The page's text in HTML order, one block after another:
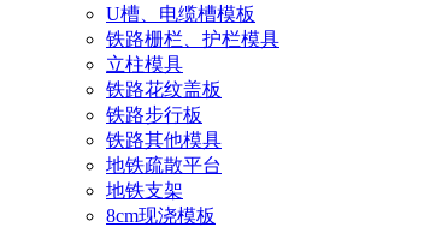
U槽、电缆槽模板
铁路栅栏、护栏模具
立柱模具
铁路花纹盖板
铁路步行板
铁路其他模具
地铁疏散平台
地铁支架
8cm现浇模板